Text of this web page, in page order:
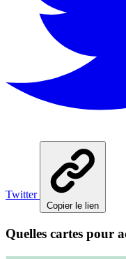
Twitter
Copier le lien
Quelles cartes pour